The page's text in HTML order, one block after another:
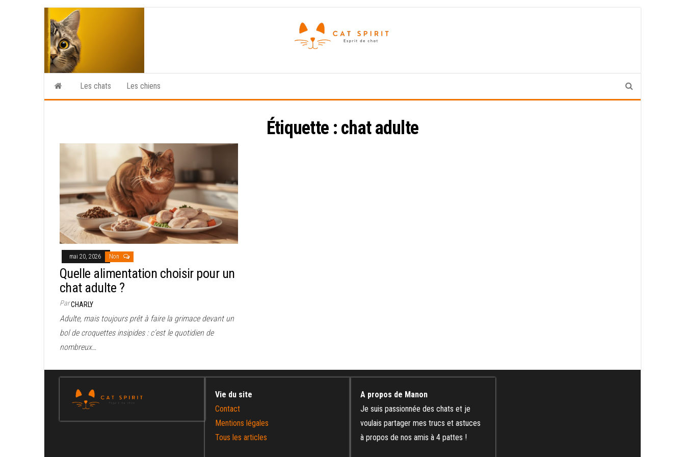
to
the
content
chat
Les chats Les chiens
Étiquette : chat adulte
mai 20, 2026 Non
Quelle alimentation choisir pour un
chat adulte ?
ParCHARLY
Adulte, mais toujours prêt à faire la grimace devant un
bol de croquettes insipides : c’est le quotidien de
nombreux…
Vie du site
Contact
Mentions légales
Tous les articles
A propos de Manon
Je suis passionnée des chats et je
voulais partager mes trucs et astuces
à propos de nos amis à 4 pattes !